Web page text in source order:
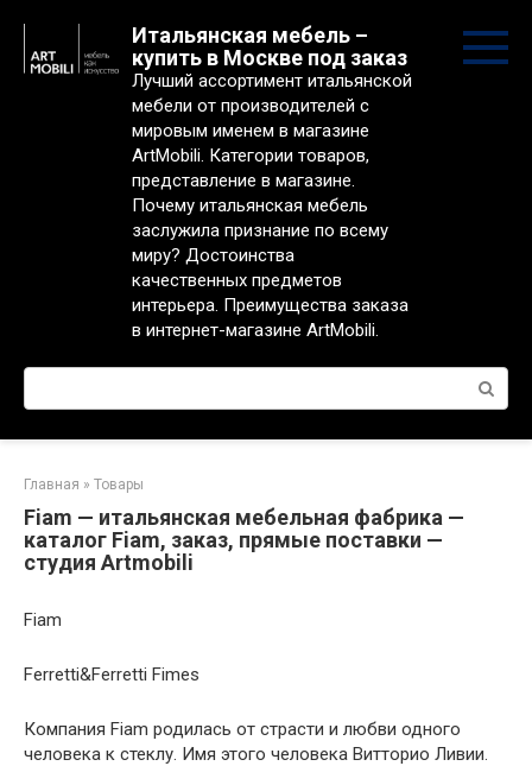
контенту
Итальянская мебель –
купить в Москве под заказ
Лучший ассортимент итальянской
мебели от производителей с
мировым именем в магазине
ArtMobili. Категории товаров,
представление в магазине.
Почему итальянская мебель
заслужила признание по всему
миру? Достоинства
качественных предметов
интерьера. Преимущества заказа
в интернет-магазине ArtMobili.
Поиск:
Главная » Товары
Fiam — итальянская мебельная фабрика —
каталог Fiam, заказ, прямые поставки —
студия Artmobili
Fiam
Ferretti&Ferretti Fimes
Компания Fiam родилась от страсти и любви одного
человека к стеклу. Имя этого человека Витторио Ливии.